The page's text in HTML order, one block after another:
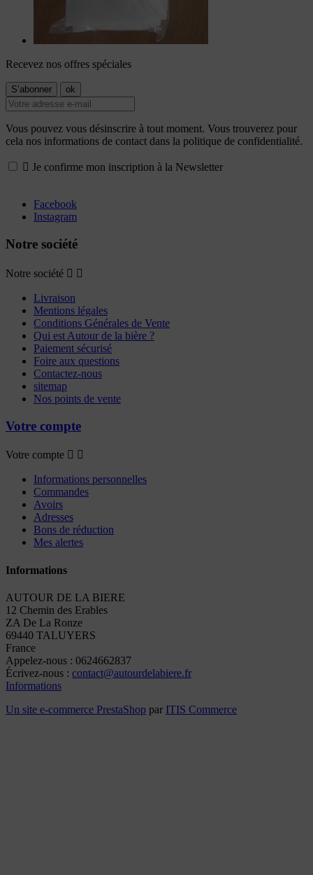
Recevez nos offres spéciales
Vous pouvez vous désinscrire à tout moment. Vous trouverez pour
cela nos informations de contact dans la politique de confidentialité.
 Je confirme mon inscription à la Newsletter
Facebook
Instagram
Notre société
Notre société  
Livraison
Mentions légales
Conditions Générales de Vente
Qui est Autour de la bière ?
Paiement sécurisé
Foire aux questions
Contactez-nous
sitemap
Nos points de vente
Votre compte
Votre compte  
Informations personnelles
Commandes
Avoirs
Adresses
Bons de réduction
Mes alertes
Informations
AUTOUR DE LA BIERE
12 Chemin des Erables
ZA De La Ronze
69440 TALUYERS
France
Appelez-nous : 0624662837
Écrivez-nous : contact@autourdelabiere.fr
Informations
Un site e-commerce PrestaShop par ITIS Commerce